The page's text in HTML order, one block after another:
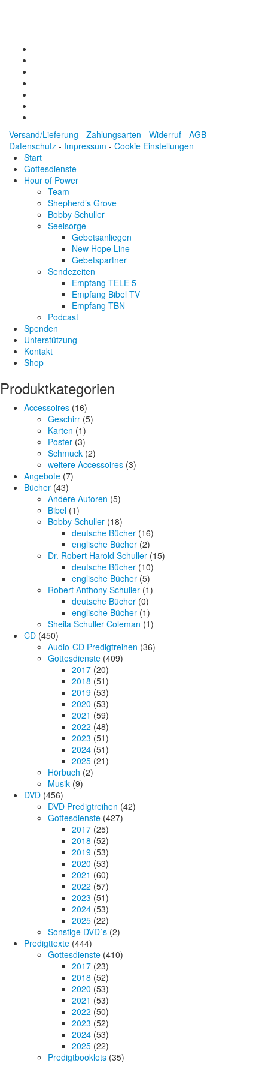
Versand/Lieferung - Zahlungsarten - Widerruf - AGB -
Datenschutz - Impressum - Cookie Einstellungen
Start
Gottesdienste
Hour of Power
Team
Shepherd’s Grove
Bobby Schuller
Seelsorge
Gebetsanliegen
New Hope Line
Gebetspartner
Sendezeiten
Empfang TELE 5
Empfang Bibel TV
Empfang TBN
Podcast
Spenden
Unterstützung
Kontakt
Shop
Produktkategorien
Accessoires (16)
Geschirr (5)
Karten (1)
Poster (3)
Schmuck (2)
weitere Accessoires (3)
Angebote (7)
Bücher (43)
Andere Autoren (5)
Bibel (1)
Bobby Schuller (18)
deutsche Bücher (16)
englische Bücher (2)
Dr. Robert Harold Schuller (15)
deutsche Bücher (10)
englische Bücher (5)
Robert Anthony Schuller (1)
deutsche Bücher (0)
englische Bücher (1)
Sheila Schuller Coleman (1)
CD (450)
Audio-CD Predigtreihen (36)
Gottesdienste (409)
2017 (20)
2018 (51)
2019 (53)
2020 (53)
2021 (59)
2022 (48)
2023 (51)
2024 (51)
2025 (21)
Hörbuch (2)
Musik (9)
DVD (456)
DVD Predigtreihen (42)
Gottesdienste (427)
2017 (25)
2018 (52)
2019 (53)
2020 (53)
2021 (60)
2022 (57)
2023 (51)
2024 (53)
2025 (22)
Sonstige DVD´s (2)
Predigttexte (444)
Gottesdienste (410)
2017 (23)
2018 (52)
2020 (53)
2021 (53)
2022 (50)
2023 (52)
2024 (53)
2025 (22)
Predigtbooklets (35)